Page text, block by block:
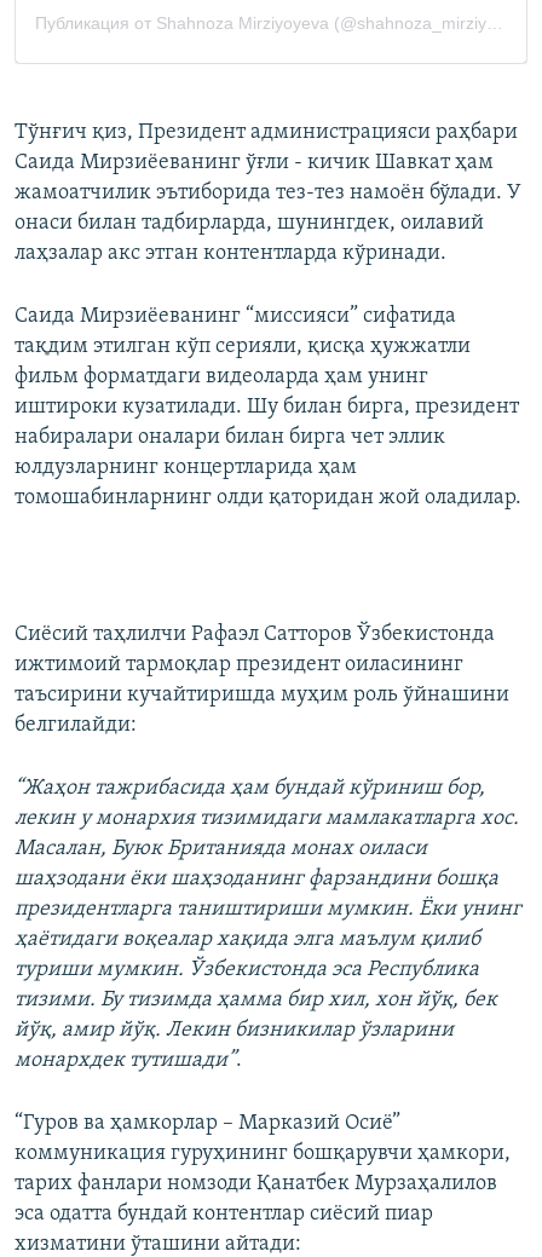
Тўнғич қиз, Президент администрацияси раҳбари
Саида Мирзиёеванинг ўғли - кичик Шавкат ҳам
жамоатчилик эътиборида тез-тез намоён бўлади. У
онаси билан тадбирларда, шунингдек, оилавий
лаҳзалар акс этган контентларда кўринади.
Саида Мирзиёеванинг “миссияси” сифатида
тақдим этилган кўп серияли, қисқа ҳужжатли
фильм форматдаги видеоларда ҳам унинг
иштироки кузатилади. Шу билан бирга, президент
набиралари оналари билан бирга чет эллик
юлдузларнинг концертларида ҳам
томошабинларнинг олди қаторидан жой оладилар.
Сиёсий таҳлилчи Рафаэл Сатторов Ўзбекистонда
ижтимоий тармоқлар президент оиласининг
таъсирини кучайтиришда муҳим роль ўйнашини
белгилайди:
“Жаҳон тажрибасида ҳам бундай кўриниш бор,
лекин у монархия тизимидаги мамлакатларга хос.
Масалан, Буюк Британияда монах оиласи
шаҳзодани ёки шаҳзоданинг фарзандини бошқа
президентларга таништириши мумкин. Ёки унинг
ҳаётидаги воқеалар хақида элга маълум қилиб
туриши мумкин. Ўзбекистонда эса Республика
тизими. Бу тизимда ҳамма бир хил, хон йўқ, бек
йўқ, амир йўқ. Лекин бизникилар ўзларини
монархдек тутишади”.
“Гуров ва ҳамкорлар – Марказий Осиё”
коммуникация гуруҳининг бошқарувчи ҳамкори,
тарих фанлари номзоди Қанатбек Мурзаҳалилов
эса одатта бундай контентлар сиёсий пиар
хизматини ўташини айтади: